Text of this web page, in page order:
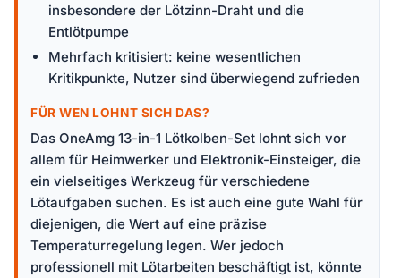
insbesondere der Lötzinn-Draht und die
Entlötpumpe
Mehrfach kritisiert: keine wesentlichen
Kritikpunkte, Nutzer sind überwiegend zufrieden
FÜR WEN LOHNT SICH DAS?
Das OneAmg 13-in-1 Lötkolben-Set lohnt sich vor
allem für Heimwerker und Elektronik-Einsteiger, die
ein vielseitiges Werkzeug für verschiedene
Lötaufgaben suchen. Es ist auch eine gute Wahl für
diejenigen, die Wert auf eine präzise
Temperaturregelung legen. Wer jedoch
professionell mit Lötarbeiten beschäftigt ist, könnte